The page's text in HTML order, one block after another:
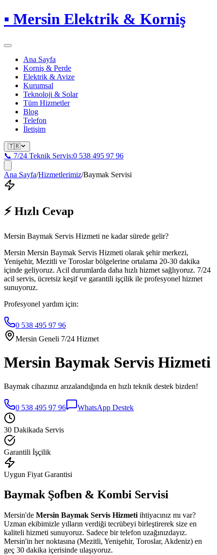
▪ Mersin Elektrik & Korniş
Ana Sayfa
Korniş & Perde
Elektrik & Avize
Kurumsal
Teknoloji & Solar
Tüm Hizmetler
Blog
Telefon
İletişim
🇹🇷
📞 7/24 Teknik Servis:0 538 495 97 96
Ana Sayfa/Hizmetlerimiz/Baymak Servisi
⚡ Hızlı Cevap
Mersin Baymak Servis Hizmeti ne kadar sürede gelir?
Mersin Mersin Baymak Servis Hizmeti olarak şehir merkezi,
Yenişehir, Mezitli ve Toroslar bölgelerine ortalama 20-30 dakika
içinde geliyoruz. Acil durumlarda daha hızlı hizmet sağlıyoruz. 7/24
acil servis, ücretsiz keşif ve garantili işçilik ile profesyonel hizmet
sunuyoruz.
Profesyonel yardım için:
0 538 495 97 96
Mersin Geneli 7/24 Hizmet
Mersin Baymak Servis Hizmeti
Baymak cihazınız arızalandığında en hızlı teknik destek bizden!
0 538 495 97 96 WhatsApp Destek
30 Dakikada Servis
Garantili İşçilik
Uygun Fiyat Garantisi
Baymak Şofben & Kombi Servisi
Mersin'de Mersin Baymak Servis Hizmeti ihtiyacınız mı var?
Uzman ekibimizle yılların verdiği tecrübeyi birleştirerek size en
kaliteli hizmeti sunuyoruz. Sadece bir telefon uzağınızdayız.
Mersin'in her noktasına (Mezitli, Yenişehir, Toroslar, Akdeniz) en
geç 30 dakika içerisinde ulaşıyoruz.